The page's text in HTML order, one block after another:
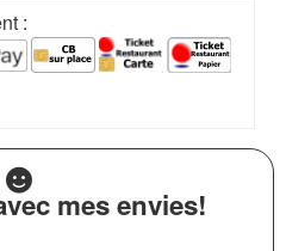
:
mes envies!